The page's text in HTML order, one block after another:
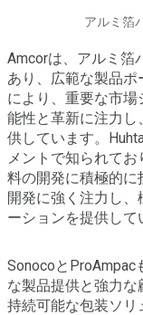
アルミ箔
Amcorは、アルミ箔
あり、広範な製品
により、重要な市
能性と革新に注力
供しています。
メントで知られて
料の開発に積極的に
開発に強く注力し
ーションを提供して
Sonocoと
な製品提供と強力
持続可能な包装ソ